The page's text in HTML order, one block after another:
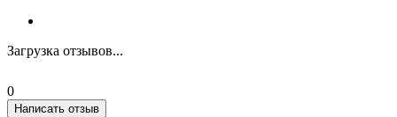
Загрузка отзывов...
0
Написать отзыв